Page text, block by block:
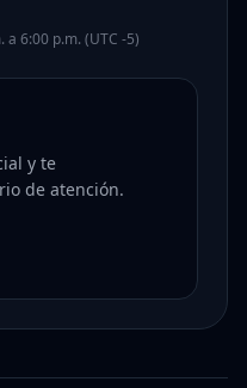
6:00 p.m. (UTC -5)
y te
de atención.